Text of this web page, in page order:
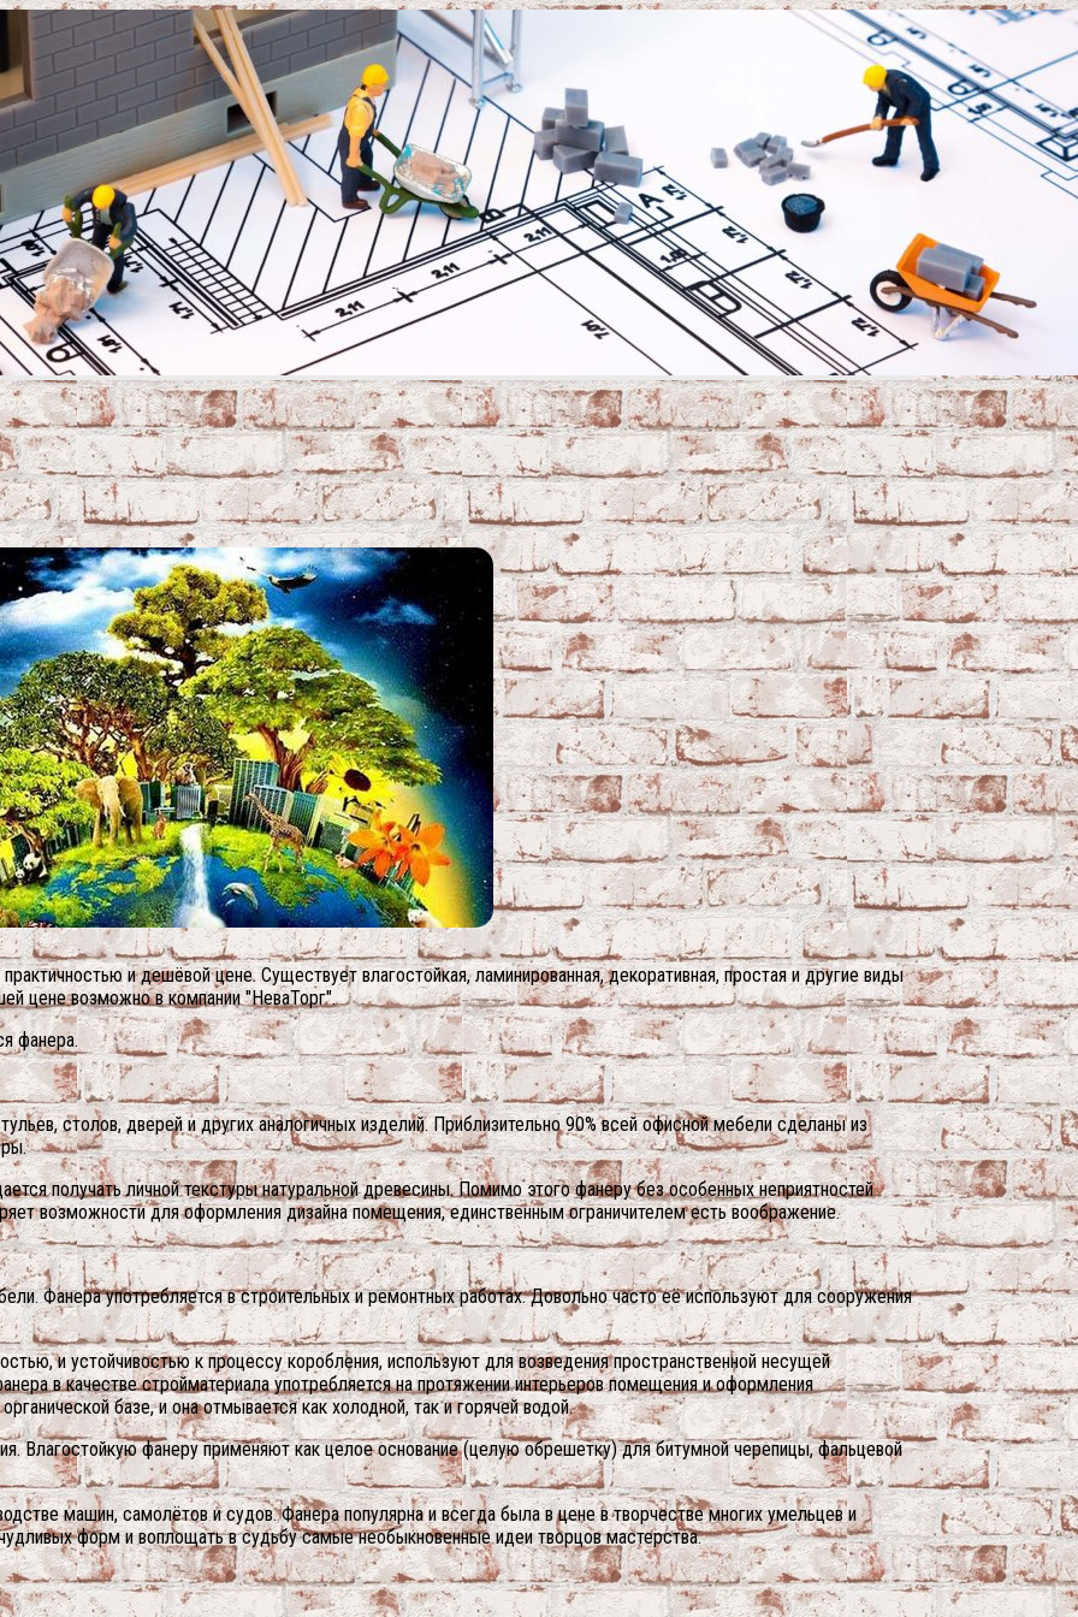
и дешёвой цене. Существует влагостойкая, ламинированная, декоративная, простая и другие виды
цене возможно в компании "НеваТорг".
фанера.
столов, дверей и других аналогичных изделий. Приблизительно 90% всей офисной мебели сделаны из
получать личной текстуры натуральной древесины. Помимо этого фанеру без особенных неприятностей
возможности для оформления дизайна помещения, единственным ограничителем есть воображение.
Фанера употребляется в строительных и ремонтных работах. Довольно часто её используют для сооружения
и устойчивостью к процессу коробления, используют для возведения пространственной несущей
в качестве стройматериала употребляется на протяжении интерьеров помещения и оформления
базе, и она отмывается как холодной, так и горячей водой.
Влагостойкую фанеру применяют как целое основание (целую обрешетку) для битумной черепицы, фальцевой
машин, самолётов и судов. Фанера популярна и всегда была в цене в творчестве многих умельцев и
форм и воплощать в судьбу самые необыкновенные идеи творцов мастерства.